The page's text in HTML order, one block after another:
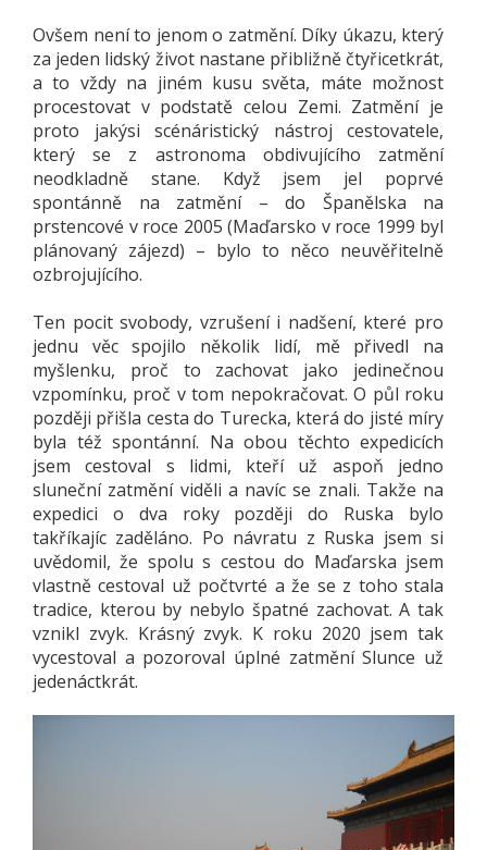
Ovšem není to jenom o zatmění. Díky úkazu, který
za jeden lidský život nastane přibližně čtyřicetkrát,
a to vždy na jiném kusu světa, máte možnost
procestovat v podstatě celou Zemi. Zatmění je
proto jakýsi scénáristický nástroj cestovatele,
který se z astronoma obdivujícího zatmění
neodkladně stane. Když jsem jel poprvé
spontánně na zatmění – do Španělska na
prstencové v roce 2005 (Maďarsko v roce 1999 byl
plánovaný zájezd) – bylo to něco neuvěřitelně
ozbrojujícího.
Ten pocit svobody, vzrušení i nadšení, které pro
jednu věc spojilo několik lidí, mě přivedl na
myšlenku, proč to zachovat jako jedinečnou
vzpomínku, proč v tom nepokračovat. O půl roku
později přišla cesta do Turecka, která do jisté míry
byla též spontánní. Na obou těchto expedicích
jsem cestoval s lidmi, kteří už aspoň jedno
sluneční zatmění viděli a navíc se znali. Takže na
expedici o dva roky později do Ruska bylo
takříkajíc zaděláno. Po návratu z Ruska jsem si
uvědomil, že spolu s cestou do Maďarska jsem
vlastně cestoval už počtvrté a že se z toho stala
tradice, kterou by nebylo špatné zachovat. A tak
vznikl zvyk. Krásný zvyk. K roku 2020 jsem tak
vycestoval a pozoroval úplné zatmění Slunce už
jedenáctkrát.